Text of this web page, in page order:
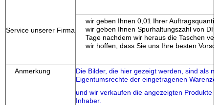
Service unserer Firma
wir geben Ihnen 0,01 Ihrer
wir geben Ihnen Spurhaltungszahl von
Tage nachdem wir heraus die Taschen
wir hoffen, dass Sie uns Ihre besten
Anmerkung
Die Bilder, die hier gezeigt werden, sind als
Eigentumsrechte der eingetragenen
und wir verkaufen die angezeigten Produkte
Inhaber.